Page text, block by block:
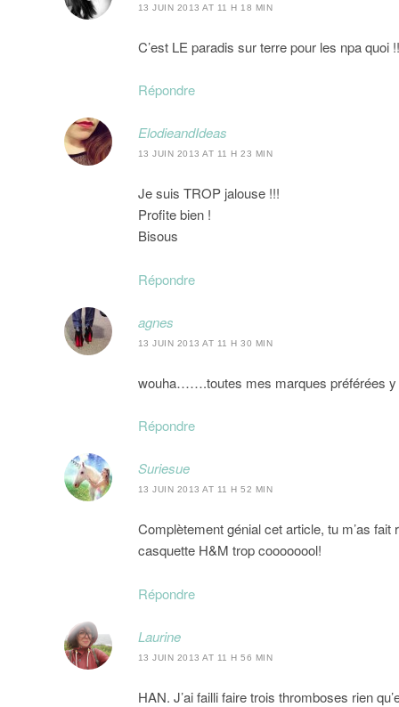
13 JUIN 2013 AT 11 H 18 MIN
C’est LE paradis sur terre pour les npa quoi
Répondre
ElodieandIdeas
13 JUIN 2013 AT 11 H 23 MIN
Je suis TROP jalouse !!!
Profite bien !
Bisous
Répondre
agnes
13 JUIN 2013 AT 11 H 30 MIN
wouha…….toutes mes marques préférées y
Répondre
Suriesue
13 JUIN 2013 AT 11 H 52 MIN
Complètement génial cet article, tu m’as
casquette H&M trop coooooool!
Répondre
Laurine
13 JUIN 2013 AT 11 H 56 MIN
HAN. J’ai failli faire trois thromboses rien